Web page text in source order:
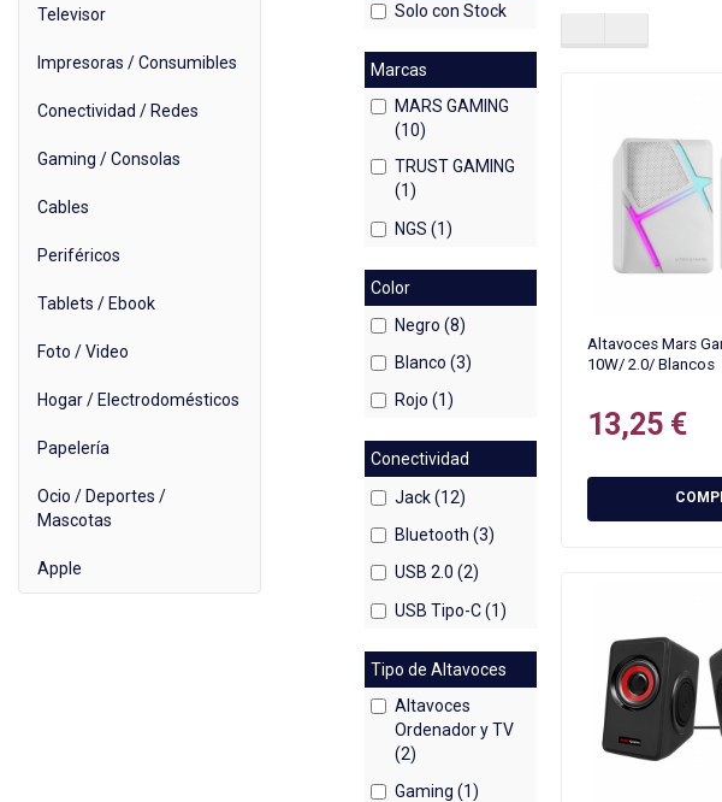
Televisor
Impresoras / Consumibles
Conectividad / Redes
Gaming / Consolas
Cables
Periféricos
Tablets / Ebook
Foto / Video
Hogar / Electrodomésticos
Papelería
Ocio / Deportes /
Mascotas
Apple
Solo con Stock
Marcas
MARS GAMING
(10)
TRUST GAMING
(1)
NGS (1)
Color
Negro (8)
Blanco (3)
Rojo (1)
Conectividad
Jack (12)
Bluetooth (3)
USB 2.0 (2)
USB Tipo-C (1)
Tipo de Altavoces
Altavoces
Ordenador y TV
(2)
Gaming (1)
Altavoces Mars
10W/ 2.0/ Blancos
13,25 €